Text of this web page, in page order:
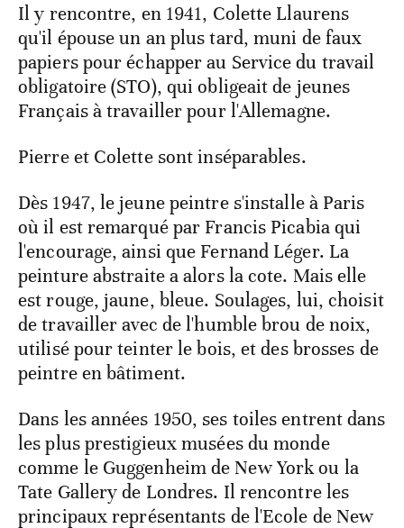
Il y rencontre, en 1941, Colette Llaurens
qu'il épouse un an plus tard, muni de faux
papiers pour échapper au Service du travail
obligatoire (STO), qui obligeait de jeunes
Français à travailler pour l'Allemagne.
Pierre et Colette sont inséparables.
Dès 1947, le jeune peintre s'installe à Paris
où il est remarqué par Francis Picabia qui
l'encourage, ainsi que Fernand Léger. La
peinture abstraite a alors la cote. Mais elle
est rouge, jaune, bleue. Soulages, lui, choisit
de travailler avec de l'humble brou de noix,
utilisé pour teinter le bois, et des brosses de
peintre en bâtiment.
Dans les années 1950, ses toiles entrent dans
les plus prestigieux musées du monde
comme le Guggenheim de New York ou la
Tate Gallery de Londres. Il rencontre les
principaux représentants de l'Ecole de New